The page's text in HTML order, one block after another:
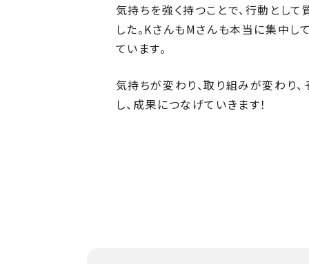
気持ちを強く持つことで、行動とし
した。KさんもMさんも本当に集中
ています。
気持ちが変わり、取り組みが変わり
し、成果につなげていきます！